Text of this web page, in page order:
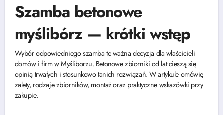
Szamba betonowe
myślibórz — krótki wstęp
Wybór odpowiedniego szamba to ważna decyzja dla właścicieli
domów i firm w Myśliborzu. Betonowe zbiorniki od lat cieszą się
opinią trwałych i stosunkowo tanich rozwiązań. W artykule omówię
zalety, rodzaje zbiorników, montaż oraz praktyczne wskazówki przy
zakupie.